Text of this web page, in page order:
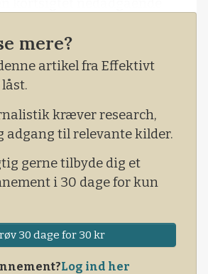
mere?
artikel fra Effektivt
kræver research,
adgang til relevante kilder.
gerne tilbyde dig et
i 30 dage for kun
30 dage for 30 kr
Log ind her